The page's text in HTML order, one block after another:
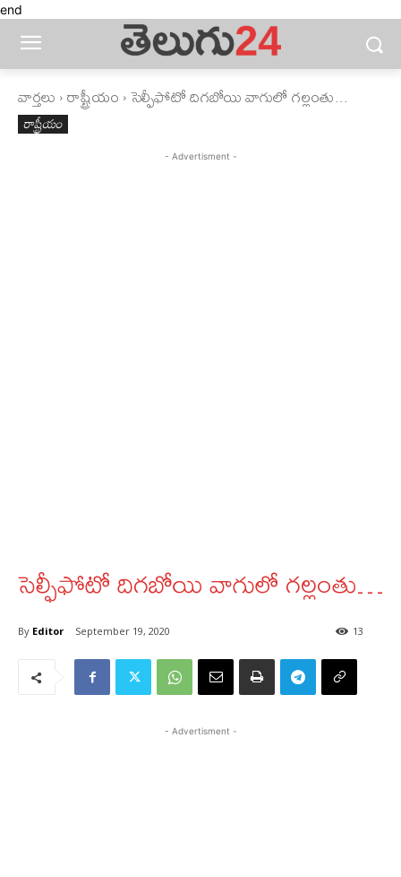
end
వార్తలు రాష్ట్రీయం సెల్ఫీఫోటో దిగబోయి వాగులో గల్లంతు...
రాష్ట్రీయం
- Advertisment -
సెల్ఫీఫోటో దిగబోయి వాగులో గల్లంతు…
By Editor September 19, 2020 13
- Advertisment -